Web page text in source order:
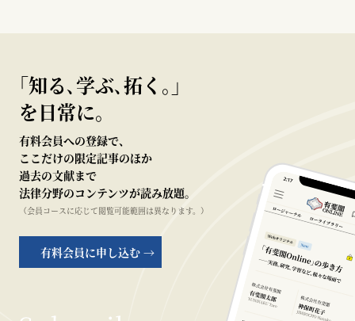
｢知る､学ぶ､拓く｡｣
を日常に。
有料会員への登録で、
ここだけの限定記事のほか
過去の文献まで
法律分野のコンテンツが読み放題。
（会員コースに応じて閲覧可能範囲は異なります。）
有料会員に申し込む →